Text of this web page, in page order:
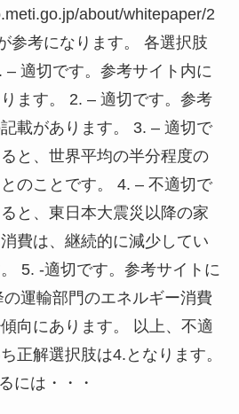
about/whitepaper/2
参考になります。 各選択肢
– 適切です。参考サイト内に
ます。 2. – 適切です。参考
載があります。 3. – 適切で
と、世界平均の半分程度の
のことです。 4. – 不適切で
と、東日本大震災以降の家
費は、継続的に減少してい
5. -適切です。参考サイトに
運輸部門のエネルギー消費
向にあります。 以上、不適
正解選択肢は4.となります。
には・・・